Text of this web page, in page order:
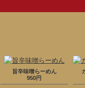
旨辛味噌らーめん
950円